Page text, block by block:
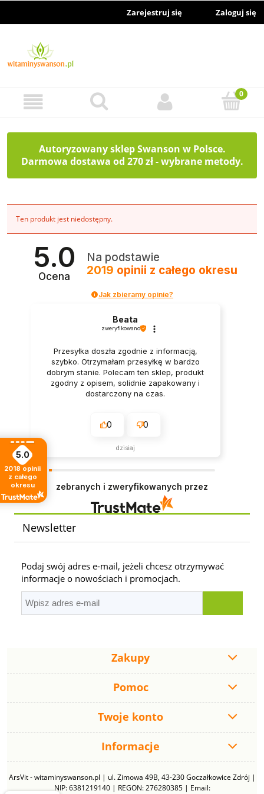
Zarejestruj się Zaloguj się
Autoryzowany sklep Swanson w Polsce.
Darmowa dostawa od 270 zł - wybrane metody.
Ten produkt jest niedostępny.
5.0
Ocena
Na podstawie
2019 opinii z całego okresu
Jak zbieramy opinie?
Beata
zweryfikowano
Przesyłka doszła zgodnie z informacją,
szybko. Otrzymałam przesyłkę w bardzo
dobrym stanie. Polecam ten sklep, produkt
zgodny z opisem, solidnie zapakowany i
dostarczony na czas.
0 0
dzisiaj
zebranych i zweryfikowanych przez
Newsletter
Podaj swój adres e-mail, jeżeli chcesz otrzymywać
informacje o nowościach i promocjach.
Zakupy
Pomoc
Twoje konto
Informacje
ArsVit - witaminyswanson.pl | ul. Zimowa 49B, 43-230 Goczałkowice Zdrój |
NIP: 6381219140 | REGON: 276280385 | Email:
5.0
2018 opinii
z całego
okresu